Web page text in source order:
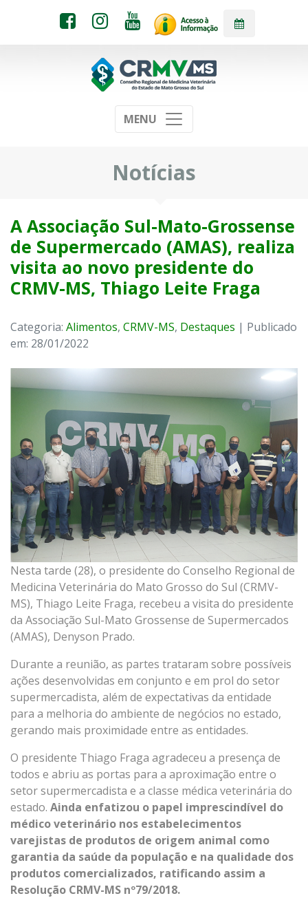
MENU
Notícias
A Associação Sul-Mato-Grossense
de Supermercado (AMAS), realiza
visita ao novo presidente do
CRMV-MS, Thiago Leite Fraga
Categoria: Alimentos, CRMV-MS, Destaques | Publicado
em: 28/01/2022
Nesta tarde (28), o presidente do Conselho Regional de
Medicina Veterinária do Mato Grosso do Sul (CRMV-
MS), Thiago Leite Fraga, recebeu a visita do presidente
da Associação Sul-Mato Grossense de Supermercados
(AMAS), Denyson Prado.
Durante a reunião, as partes trataram sobre possíveis
ações desenvolvidas em conjunto e em prol do setor
supermercadista, além de expectativas da entidade
para a melhoria do ambiente de negócios no estado,
gerando mais proximidade entre as entidades.
O presidente Thiago Fraga agradeceu a presença de
todos e abriu as portas para a aproximação entre o
setor supermercadista e a classe médica veterinária do
estado. Ainda enfatizou o papel imprescindível do
médico veterinário nos estabelecimentos
varejistas de produtos de origem animal como
garantia da saúde da população e na qualidade dos
produtos comercializados, ratificando assim a
Resolução CRMV-MS nº79/2018.